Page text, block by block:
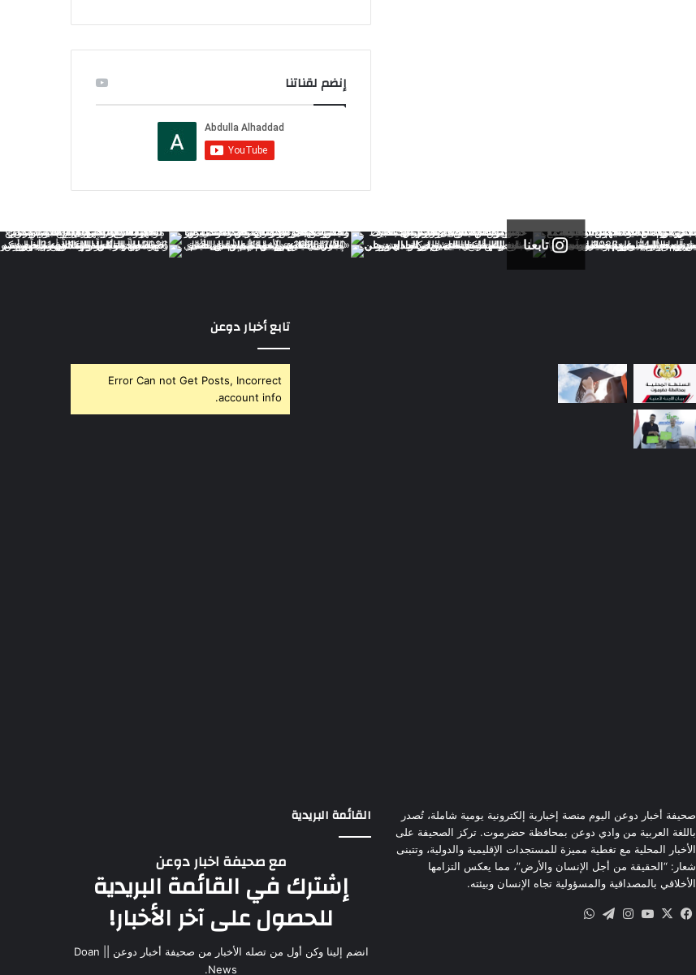
إنضم لقناتنا
تابعنا
تابع أخبار دوعن
Error Can not Get Posts, Incorrect
account info.
صحيفة أخبار دوعن اليوم منصة إخبارية إلكترونية يومية شاملة، تُصدر
باللغة العربية من وادي دوعن بمحافظة حضرموت. تركز الصحيفة على
الأخبار المحلية مع تغطية مميزة للمستجدات الإقليمية والدولية، وتتبنى
شعار: “الحقيقة من أجل الإنسان والأرض”، مما يعكس التزامها
الأخلاقي بالمصداقية والمسؤولية تجاه الإنسان وبيئته.
القائمة البريدية
مع صحيفة اخبار دوعن
إشترك في القائمة البريدية
للحصول على آخر الأخبار!
انضم إلينا وكن أول من تصله الأخبار من صحيفة أخبار دوعن || Doan
News.